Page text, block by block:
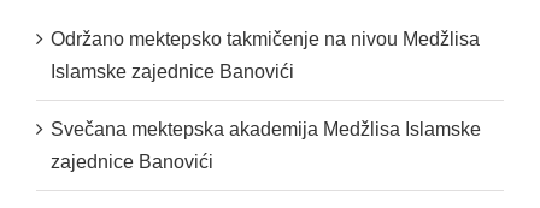
Održano mektepsko takmičenje na nivou Medžlisa
Islamske zajednice Banovići
Svečana mektepska akademija Medžlisa Islamske
zajednice Banovići